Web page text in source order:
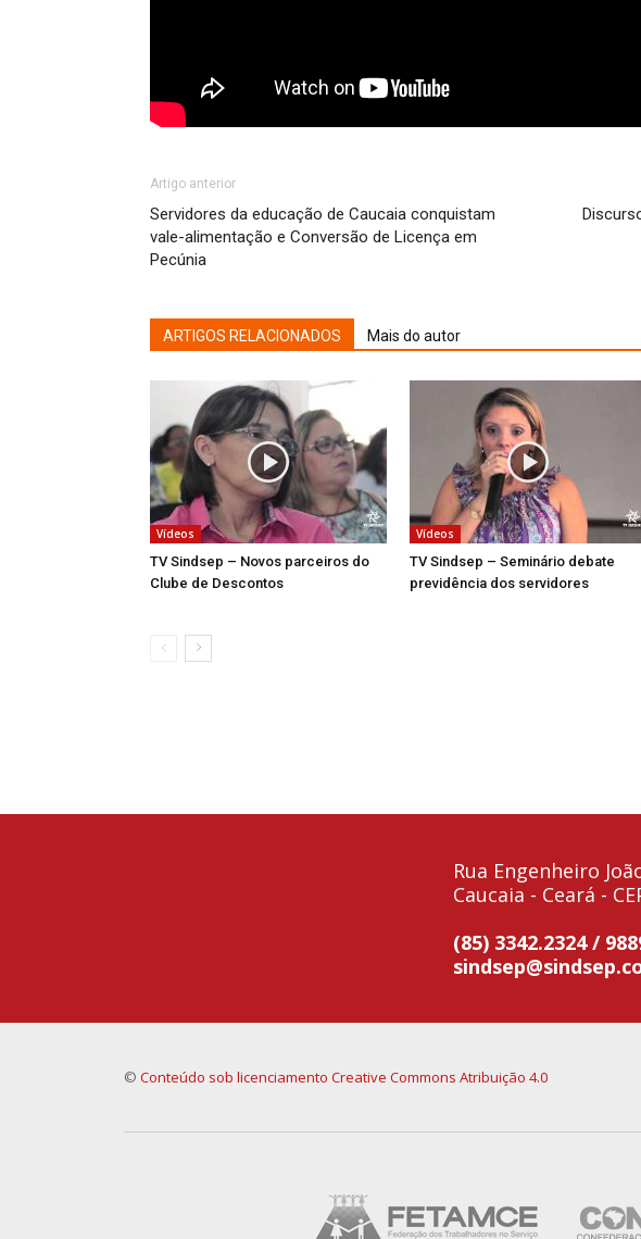
Artigo anterior
Servidores da educação de Caucaia conquistam
vale-alimentação e Conversão de Licença em
Pecúnia
ARTIGOS RELACIONADOS Mais do autor
Vídeos
TV Sindsep – Novos parceiros do
Clube de Descontos
Vídeos
TV Sindsep – Seminário debate
previdência dos servidores
Rua Engenheiro
Caucaia - Ceará -
(85) 3342.2324 /
© Conteúdo sob licenciamento Creative Commons Atribuição 4.0